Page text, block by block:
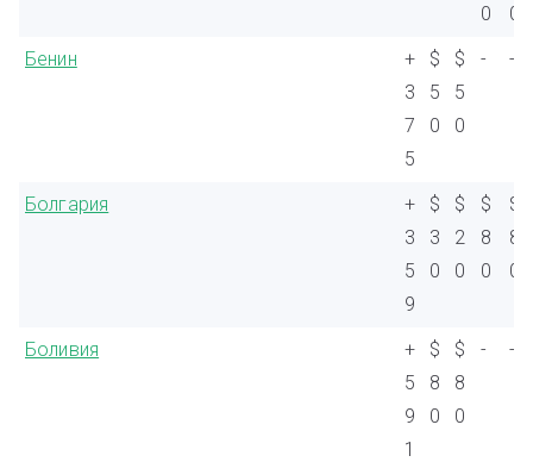
0
0
Бенин
+
3
7
5
$
5
0
$
5
0
- -
Болгария
+
3
5
9
$
3
0
$
2
0
$
8
0
$
8
0
Боливия
+
5
9
1
$
8
0
$
8
0
- -